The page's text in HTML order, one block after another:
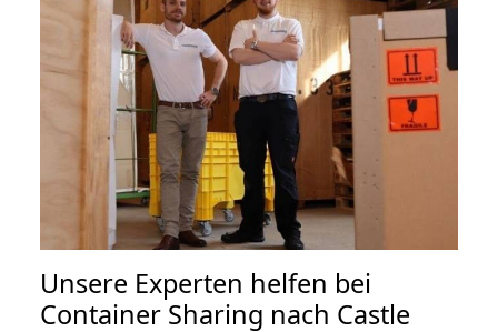
Unsere Experten helfen bei
Container Sharing nach Castle